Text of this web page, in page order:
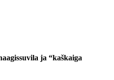
ja “kaškaiga